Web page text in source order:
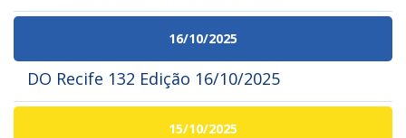
16/10/2025
DO Recife 132 Edição 16/10/2025
15/10/2025